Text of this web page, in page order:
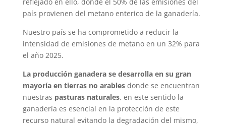
reflejado en ello, donde el 50% de las emisiones del
país provienen del metano enterico de la ganadería.
Nuestro país se ha comprometido a reducir la
intensidad de emisiones de metano en un 32% para
el año 2025.
La producción ganadera se desarrolla en su gran
mayoría en tierras no arablesdonde se encuentran
nuestras pasturas naturales, en este sentido la
ganadería es esencial en la protección de este
recurso natural evitando la degradación del mismo,